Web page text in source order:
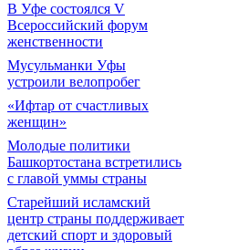
В Уфе состоялся V
Всероссийский форум
женственности
Мусульманки Уфы
устроили велопробег
«Ифтар от счастливых
женщин»
Молодые политики
Башкортостана встретились
с главой уммы страны
Старейший исламский
центр страны поддерживает
детский спорт и здоровый